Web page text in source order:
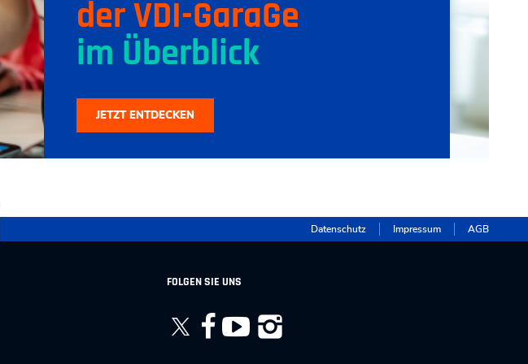
der VDI-GaraGe
im Überblick
JETZT ENTDECKEN
Datenschutz Impressum AGB
FOLGEN SIE UNS